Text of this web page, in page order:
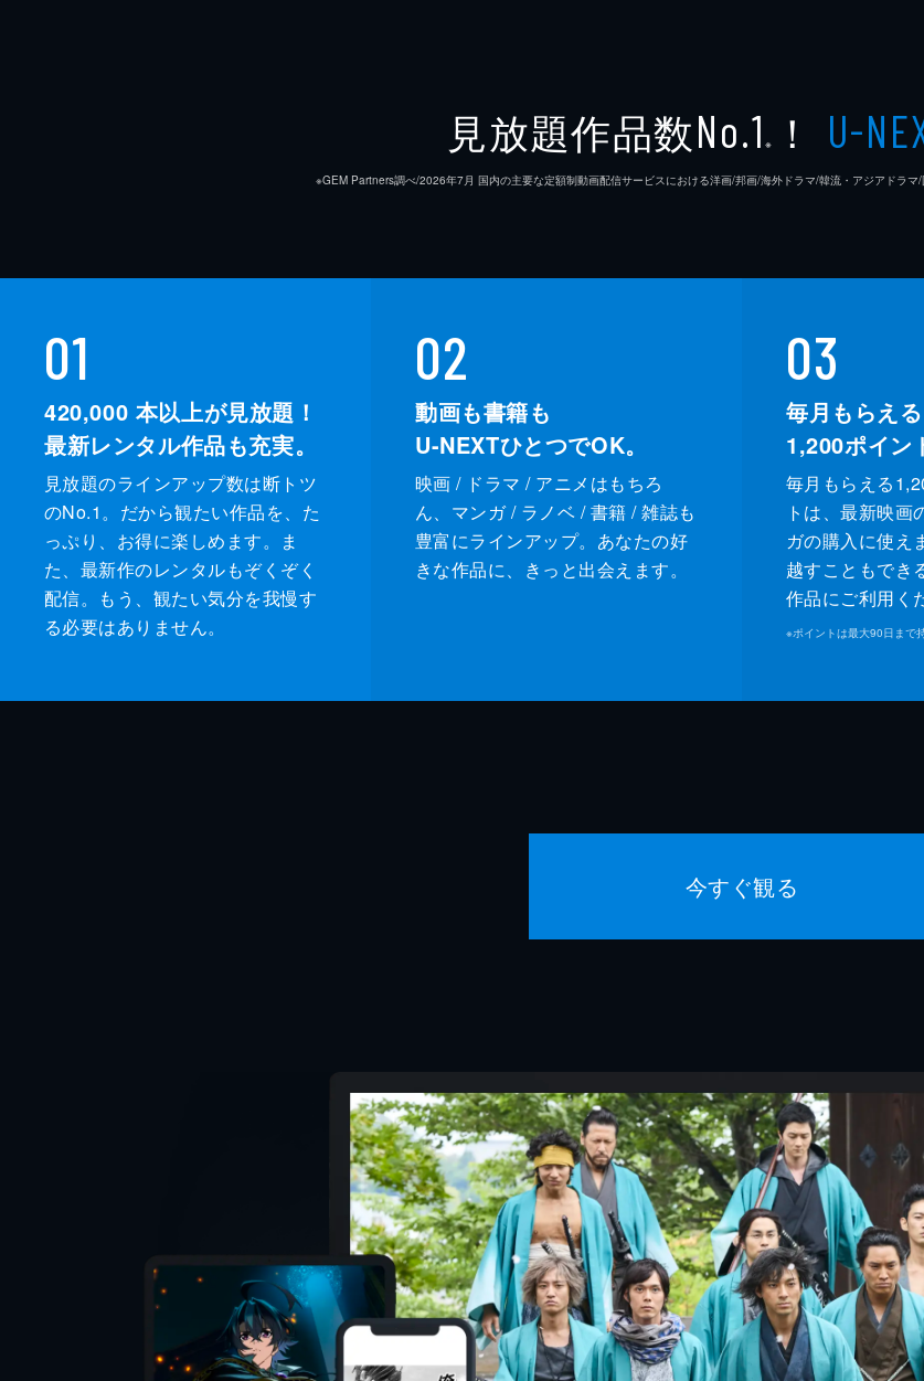
見放題作品数No.1 ※ ！ U-
※GEM Partners調べ/2026年7⽉ 国内の主要な定額制動画配信サービスにおける洋画/邦画/海外ドラマ/韓流・アジアドラマ/
01
420,000 本以上が見放題！
最新レンタル作品も充実。
見放題のラインアップ数は断トツ
のNo.1。だから観たい作品を、た
っぷり、お得に楽しめます。ま
た、最新作のレンタルもぞくぞく
配信。もう、観たい気分を我慢す
る必要はありません。
02
動画も書籍も
U-NEXTひとつでOK。
映画 / ドラマ / アニメはもちろ
ん、マンガ / ラノベ / 書籍 / 雑誌も
豊富にラインアップ。あなたの好
きな作品に、きっと出会えます。
03
毎月もらえる
1,200ポイン
毎月もらえる
トは、最新映画
ガの購入に使え
越すこともでき
作品にご利用く
※ポイントは最大90日まで
今すぐ観る